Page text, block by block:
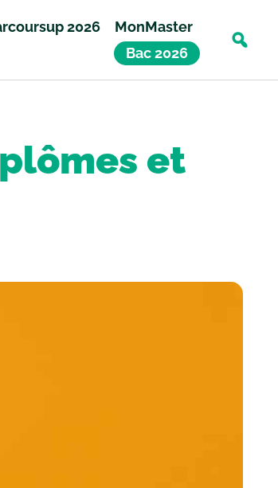
2026
MonMaster
Bac 2026
et